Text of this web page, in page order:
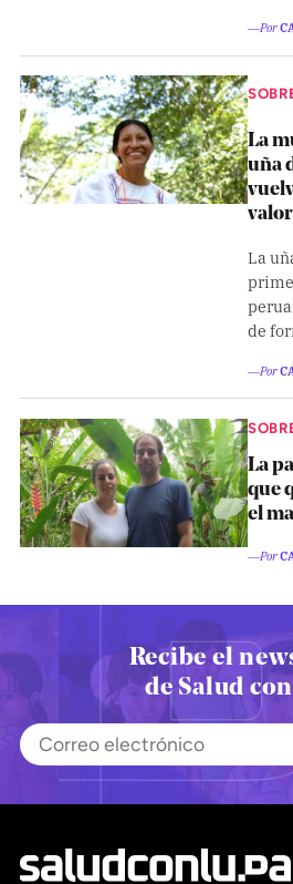
Sobremesa
FORMATOS
Entrevistas
Pon tu lupa
que importa
Dona aquí
RECIBE NUESTRO BOLETÍN
SÍGUENOS
―Por
La
uña
La
de
―Por
La
que
el
―Por
Recibe el
de Salud